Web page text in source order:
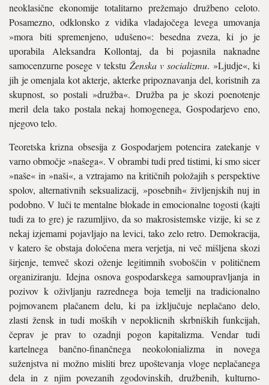
neoklasične ekonomije totalitarno prežemajo družbeno celoto.
Posamezno, odklonsko z vidika vladajočega levega umovanja
»mora biti spremenjeno, udušeno«: besedna zveza, ki jo je
uporabila Aleksandra Kollontaj, da bi pojasnila naknadne
samocenzurne posege v tekstu Ženska v socializmu. »Ljudje«, ki
jih je omenjala kot akterje, akterke pripoznavanja del, koristnih za
skupnost, so postali »družba«. Družba pa je skozi poenotenje
meril dela tako postala nekaj homogenega, Gospodarjevo eno,
njegovo telo.
Teoretska krizna obsesija z Gospodarjem potencira zatekanje v
varno območje »našega«. V obrambi tudi pred tistimi, ki smo sicer
»naše« in »naši«, a vztrajamo na kritičnih položajih s perspektive
spolov, alternativnih seksualizacij, »posebnih« življenjskih nuj in
podobno. V luči te mentalne blokade in emocionalne togosti (kajti
tudi za to gre) je razumljivo, da so makrosistemske vizije, ki se z
nekaj izjemami pojavljajo na levici, tako zelo retro. Demokracija,
v katero še obstaja določena mera verjetja, ni več mišljena skozi
širjenje, temveč skozi oženje legitimnih svoboščin v političnem
organiziranju. Idejna osnova gospodarskega samoupravljanja in
pozivov k oživljanju razrednega boja temelji na tradicionalno
pojmovanem plačanem delu, ki pa izključuje neplačano delo,
zlasti žensk in tudi moških v nepoklicnih skrbniških funkcijah,
čeprav je prav to ozadnji pogon kapitalizma. Vendar tudi
kartelnega bančno-finančnega neokolonializma in novega
suženjstva ni možno misliti brez upoštevanja vloge neplačanega
dela in z njim povezanih zgodovinskih, družbenih, kulturno-